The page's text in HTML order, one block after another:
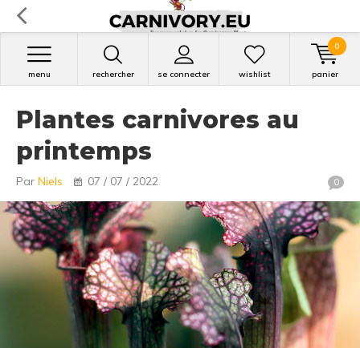
rechercher se connecter
menu wishlist panier
0
Plantes carnivores au
printemps
Par Niels 07 / 07 / 2022 0